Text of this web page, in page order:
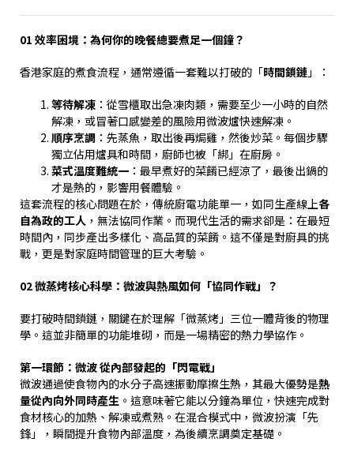
01 效率困境：為何你的晚餐總要煮足一個鐘？
香港家庭的煮食流程，通常遵循一套難以打破的「時間鎖鏈 」：
等待解凍 ：從雪櫃取出急凍肉類，需要至少一小時的自然
解凍，或冒著口感變差的風險用微波爐快速解凍。
順序烹調 ：先蒸魚，取出後再焗雞，然後炒菜。每個步驟
獨立佔用爐具和時間，廚師也被「綁」在廚房。
菜式溫度難統一 ：最早煮好的菜餚已經涼了，最後出鍋的
才是熱的，影響用餐體驗。
這套流程的核心問題在於，傳統廚電功能單一，如同生產線上各
自為政的工人 ，無法協同作業。而現代生活的需求卻是：在最短
時間內，同步產出多樣化、高品質的菜餚。這不僅是對廚具的挑
戰，更是對家庭時間管理的巨大考驗。
02微蒸烤核心科學：微波與熱風如何「協同作戰」？
要打破時間鎖鏈，關鍵在於理解「微蒸烤」三位一體背後的物理
學。這並非簡單的功能堆砌，而是一場精密的熱力學協作。
第一環節：微波從內部發起的「閃電戰」
微波通過使食物內的水分子高速振動摩擦生熱，其最大優勢是熱
量從內向外同時產生 。這意味著它能以分鐘為單位，快速完成對
食材核心的加熱、解凍或煮熟。在混合模式中，微波扮演「先
鋒」，瞬間提升食物內部溫度，為後續烹調奠定基礎。